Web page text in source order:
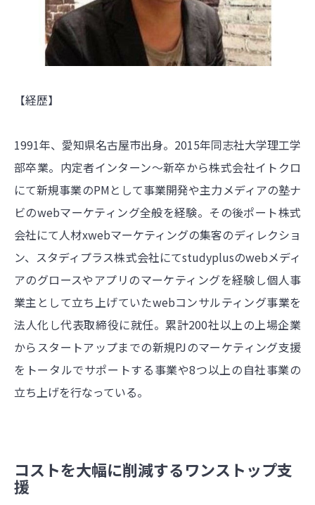
【経歴】
1991年、愛知県名古屋市出身。2015年同志社大学理工学
部卒業。内定者インターン〜新卒から株式会社イトクロ
にて新規事業のPMとして事業開発や主力メディアの塾ナ
ビのwebマーケティング全般を経験。その後ポート株式
会社にて人材xwebマーケティングの集客のディレクショ
ン、スタディプラス株式会社にてstudyplusのwebメディ
アのグロースやアプリのマーケティングを経験し個人事
業主として立ち上げていたwebコンサルティング事業を
法人化し代表取締役に就任。累計200社以上の上場企業
からスタートアップまでの新規PJのマーケティング支援
をトータルでサポートする事業や8つ以上の自社事業の
立ち上げを行なっている。
コストを大幅に削減するワンストップ支
援